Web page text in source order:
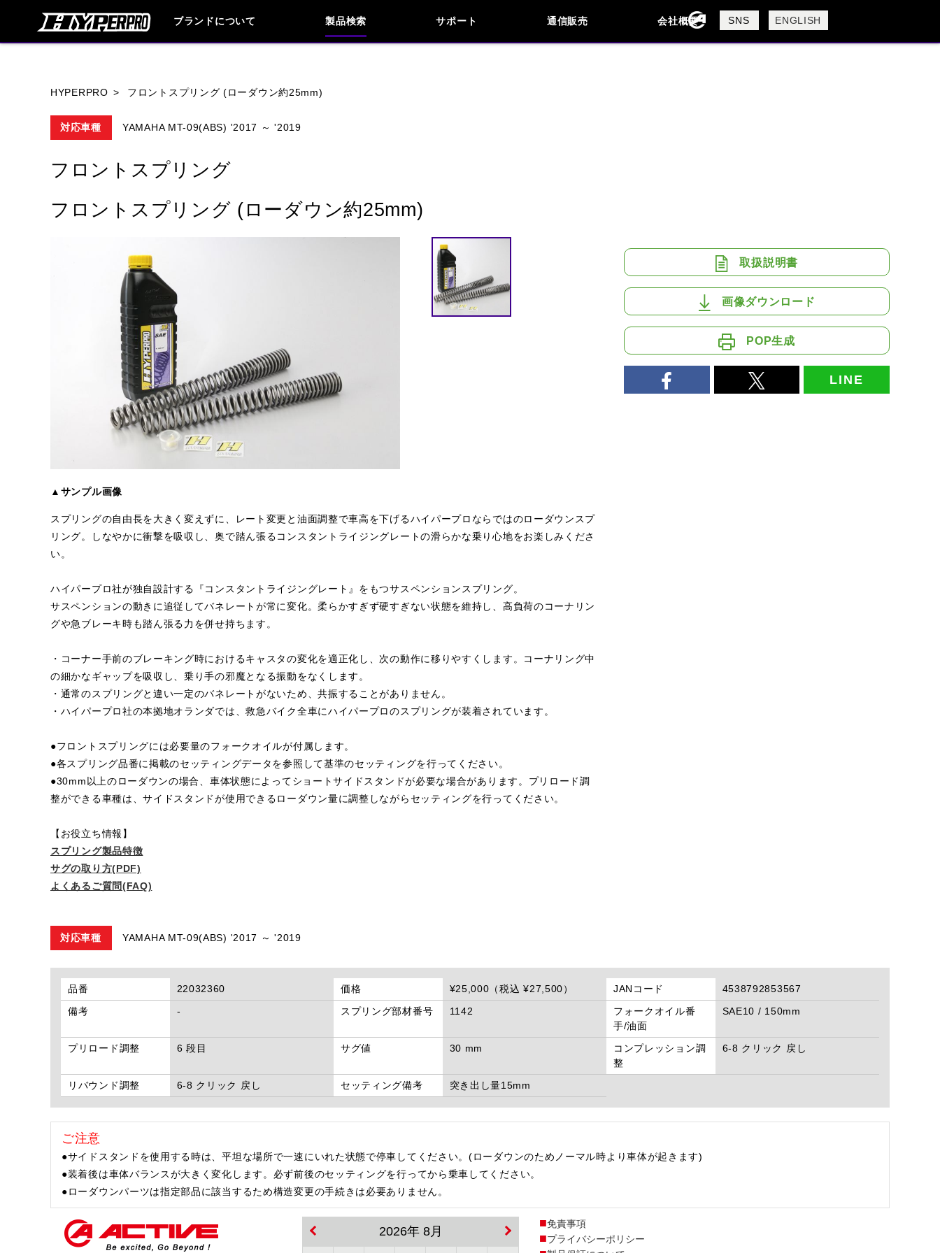
ブランドについて 製品検索 サポート
お問い合わせ
よくあるご質問
通信販売 会社概要
会社概要
採用情報
SNS ENGLISH
閉じる
HYPERPRO フロントスプリング (ローダウン約25mm)
対応車種 YAMAHA MT-09(ABS) '2017 ～ '2019
フロントスプリング
フロントスプリング (ローダウン約25mm)
▲サンプル画像
スプリングの自由長を大きく変えずに、レート変更と油面調整で車高を下げるハイパープロならではのローダウンスプ
リング。しなやかに衝撃を吸収し、奥で踏ん張るコンスタントライジングレートの滑らかな乗り心地をお楽しみくださ
い。
ハイパープロ社が独自設計する『コンスタントライジングレート』をもつサスペンションスプリング。
サスペンションの動きに追従してバネレートが常に変化。柔らかすぎず硬すぎない状態を維持し、高負荷のコーナリン
グや急ブレーキ時も踏ん張る力を併せ持ちます。
・コーナー手前のブレーキング時におけるキャスタの変化を適正化し、次の動作に移りやすくします。コーナリング中
の細かなギャップを吸収し、乗り手の邪魔となる振動をなくします。
・通常のスプリングと違い一定のバネレートがないため、共振することがありません。
・ハイパープロ社の本拠地オランダでは、救急バイク全車にハイパープロのスプリングが装着されています。
●フロントスプリングには必要量のフォークオイルが付属します。
●各スプリング品番に掲載のセッティングデータを参照して基準のセッティングを行ってください。
●30mm以上のローダウンの場合、車体状態によってショートサイドスタンドが必要な場合があります。プリロード調
整ができる車種は、サイドスタンドが使用できるローダウン量に調整しながらセッティングを行ってください。
【お役立ち情報】
スプリング製品特徴
サグの取り方(PDF)
よくあるご質問(FAQ)
取扱説明書
画像ダウンロード
POP生成
LINE
対応車種 YAMAHA MT-09(ABS) '2017 ～ '2019
品番 22032360 価格 ¥25,000（税込 ¥27,500） JANコード
4538792853567
備考
- スプリング部材番号 1142
フォークオイル番
手/油面
SAE10 / 150mm
プリロード調整 6 段目 サグ値 30 mm
コンプレッション調
整
6-8 クリック 戻し
リバウンド調整 6-8 クリック 戻し セッティング備考 突き出し量15mm
ご注意
●サイドスタンドを使用する時は、平坦な場所で一速にいれた状態で停車してください。(ローダウンのためノーマル時より車体が起きます)
●装着後は車体バランスが大きく変化します。必ず前後のセッティングを行ってから乗車してください。
●ローダウンパーツは指定部品に該当するため構造変更の手続きは必要ありません。
2026年 8月
免責事項
プライバシーポリシー